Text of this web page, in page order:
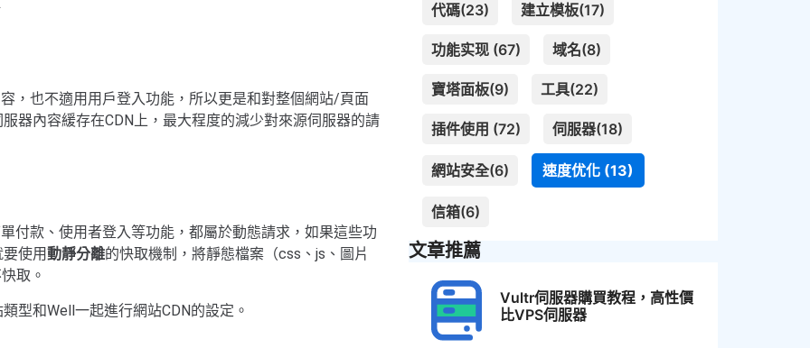
，也不適用用戶登入功能，所以更是和對整個網站/頁面
器內容緩存在CDN上，最大程度的減少對來源伺服器的請
付款、使用者登入等功能，都屬於動態請求，如果這些功
使用動靜分離的快取機制，將靜態檔案（css、js、圖片
取。
型和Well一起進行網站CDN的設定。
代碼(23) 建立模板(17)
功能实现 (67) 域名(8)
寶塔面板(9) 工具(22)
插件使用 (72) 伺服器(18)
網站安全(6) 速度优化 (13)
信箱(6)
文章推薦
Vultr伺服器購買教程，高性價
比VPS伺服器